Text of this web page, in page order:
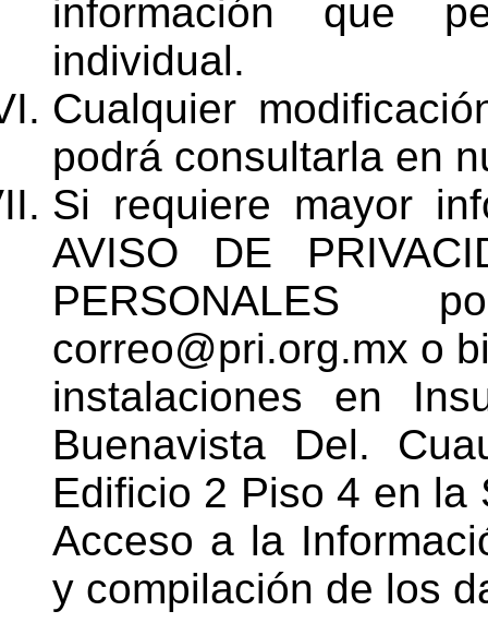
información que
individual.
Cualquier
podrá consultarla en
Si requiere mayor
AVISO DE
correo@pri.org.mx o
instalaciones en
Buenavista Del.
Edificio 2 Piso 4 en la
Acceso a la
y compilación de los